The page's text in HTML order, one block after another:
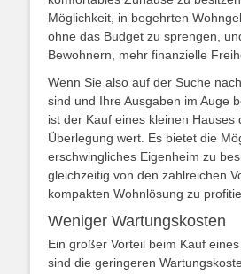
Möglichkeit, in begehrten
ohne das Budget zu sprengen,
Bewohnern, mehr finanzielle
Wenn Sie also auf der Suche
sind und Ihre Ausgaben im Auge
ist der Kauf eines kleinen Hauses
Überlegung wert. Es bietet die
erschwingliches Eigenheim zu
gleichzeitig von den zahlreichen
kompakten Wohnlösung zu
Weniger Wartungskosten
Ein großer Vorteil beim Kauf
sind die geringeren